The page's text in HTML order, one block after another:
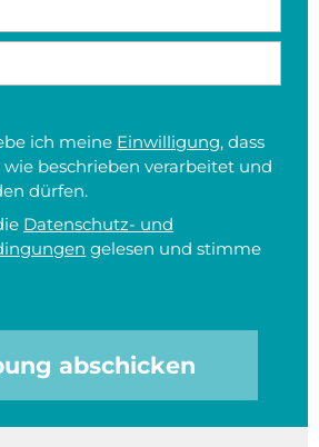
ich meine Einwilligung, dass
beschrieben verarbeitet und
dürfen.
Datenschutz- und
gelesen und stimme
abschicken